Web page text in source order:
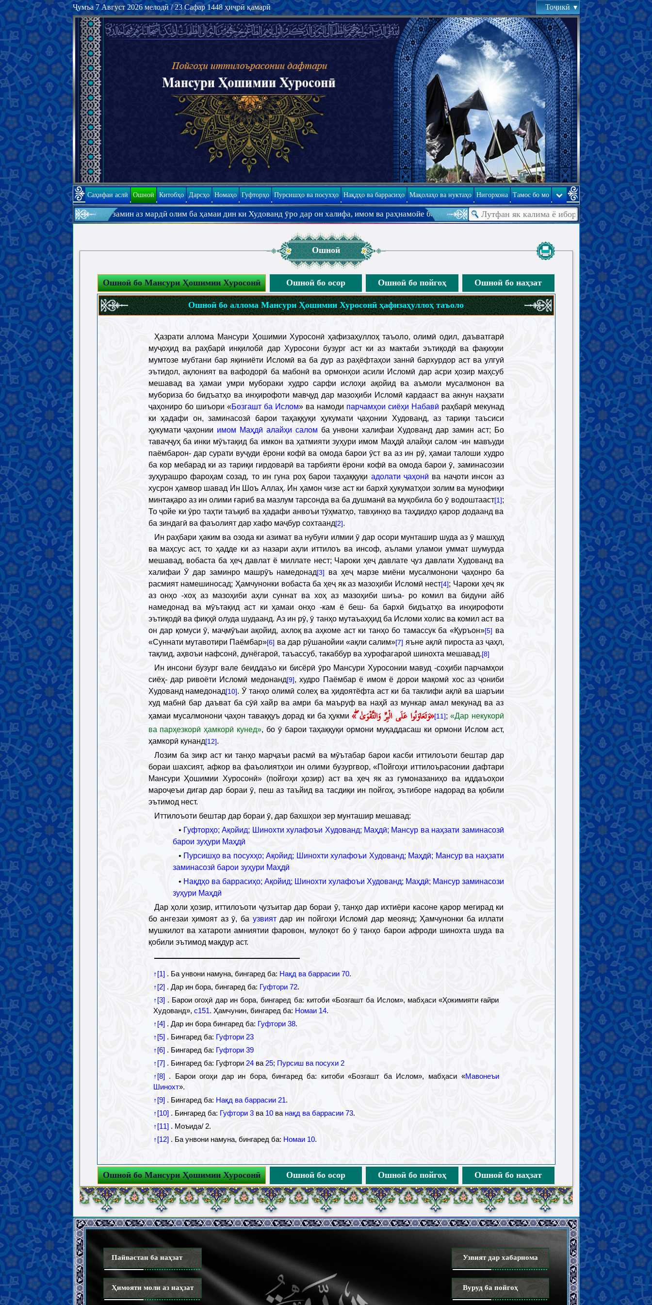
Ҷумъа 7 Август 2026 мелодӣ / 23 Сафар 1448 ҳиҷрӣ қамарӣ Тоҷикӣ
Саҳифаи аслӣ Ошноӣ Китобҳо Дарсҳо Номаҳо Гуфторҳо Пурсишҳо ва посухҳо Нақдҳо ва баррасиҳо Мақолаҳо ва нуктаҳо Нигорхона Тамос бо мо
дар бораи инки замин аз мардӣ олим ба ҳамаи дин ки Худованд ӯро дар он халифа, имом ва раҳнамойе ба амри худ қарор дода бошад, холи намемонад; Оёте аз Қуръон дар ин
Ошноӣ
Ошноӣ бо Мансури Ҳошимии Хуросонӣ Ошноӣ бо осор Ошноӣ бо пойгоҳ Ошноӣ бо наҳзат
Ошноӣ бо аллома Мансури Ҳошимии Хуросонӣ ҳафизаҳуллоҳ таъоло
Ҳазрати аллома Мансури Ҳошимии Хуросонӣ ҳафизаҳуллоҳ таъоло, олимӣ одил, даъватгарӣ
муҷоҳид ва раҳбарӣ инқилобӣ дар Хуросони бузург аст ки аз мактаби эътиқодӣ ва фақиҳии
мумтозе мубтани бар яқиниёти Исломӣ ва ба дур аз раҳёфтаҳои заннӣ бархурдор аст ва улгуӣ
эътидол, ақлоният ва вафодорӣ ба мабонӣ ва ормонҳои асили Исломӣ дар асри ҳозир маҳсуб
мешавад ва ҳамаи умри мубораки худро сарфи ислоҳи ақойид ва аъмоли мусалмонон ва
мубориза бо бидъатҳо ва инҳирофоти мавҷуд дар мазоҳиби Исломӣ кардааст ва акнун наҳзати
ҷаҳониро бо шиъори «Бозгашт ба Ислом» ва намоди парчамҳои сиёҳи Набавӣ раҳбарӣ мекунад
ки ҳадафи он, заминасозӣ барои таҳаққуқи ҳукумати ҷаҳонии Худованд, аз тариқи таъсиси
ҳукумати ҷаҳонии имом Маҳдӣ алайҳи салом ба унвони халифаи Худованд дар замин аст; Бо
таваҷҷуҳ ба инки мӯътақид ба имкон ва ҳатмияти зуҳури имом Маҳдӣ алайҳи салом -ин мавъуди
паёмбарон- дар сурати вуҷуди ёрони кофӣ ва омода барои ӯст ва аз ин рӯ, ҳамаи талоши худро
ба кор мебарад ки аз тариқи гирдоварӣ ва тарбияти ёрони кофӣ ва омода барои ӯ, заминасозии
зуҳурашро фароҳам созад, то ин гуна роҳ барои таҳаққуқи адолати ҷаҳонӣ ва наҷоти инсон аз
хусрон ҳамвор шавад Ин Шоъ Аллаҳ. Ин ҳамон чизе аст ки бархӣ ҳукуматҳои золим ва мунофиқи
минтақаро аз ин олими ғариб ва мазлум тарсонда ва ба душманӣ ва муқобила бо ӯ водоштааст[1];
То ҷойе ки ӯро таҳти таъқиб ва ҳадафи анвоъи тӯҳматҳо, тавҳинҳо ва таҳдидҳо қарор додаанд ва
ба зиндагӣ ва фаъолият дар хафо маҷбур сохтаанд[2].
Ин раҳбари ҳаким ва озода ки азимат ва нубуғи илмии ӯ дар осори мунташир шуда аз ӯ машҳуд
ва маҳсус аст, то ҳадде ки аз назари аҳли иттилоъ ва инсоф, аълами уламои уммат шумурда
мешавад, вобаста ба ҳеҷ давлат ё миллате нест; Чароки ҳеҷ давлате ҷуз давлати Худованд ва
халифаи Ӯ дар заминро машрӯъ намедонад[3]
ва ҳеҷ марзе миёни мусалмонони ҷаҳонро ба
расмият намешиносад; Ҳамчунонки вобаста ба ҳеҷ як аз мазоҳиби Исломӣ нест[4]; Чароки ҳеҷ як
аз онҳо -хоҳ аз мазоҳиби аҳли суннат ва хоҳ аз мазоҳиби шиъа- ро комил ва бидуни айб
намедонад ва мӯътақид аст ки ҳамаи онҳо -кам ё беш- ба бархӣ бидъатҳо ва инҳирофоти
эътиқодӣ ва фиқҳӣ олуда шудаанд. Аз ин рӯ, ӯ танҳо мутаъаҳҳид ба Исломи холис ва комил аст ва
он дар қомуси ӯ, маҷмӯъаи ақойид, ахлоқ ва аҳкоме аст ки танҳо бо тамассук ба «Қуръон»[5] ва
«Суннати мутавотири Паёмбар»[6] ва дар рӯшанойии «ақли салим»[7] яъне ақлӣ пироста аз ҷаҳл,
тақлид, аҳвоъи нафсонӣ, дунёгароӣ, таъассуб, такаббур ва хурофагароӣ шинохта мешавад.[8]
Ин инсони бузург вале беиддаъо ки бисёрӣ ӯро Мансури Хуросонии мавуд -соҳиби парчамҳои
сиёҳ- дар ривоёти Исломӣ медонанд[9], худро Паёмбар ё имом ё дорои мақомӣ хос аз ҷониби
Худованд намедонад[10]. Ӯ танҳо олимӣ солеҳ ва ҳидоятёфта аст ки ба таклифи ақлӣ ва шаръии
худ мабнӣ бар даъват ба сӯӣ хайр ва амри ба маъруф ва наҳй аз мункар амал мекунад ва аз
ҳамаи мусалмонони ҷаҳон таваққуъ дорад ки ба ҳукми«وَتَعَاوَنُوا عَلَى الْبِرِّ وَالتَّقْوَىٰ ۖ»[11];«Дар некукорӣ
ва парҳезкорӣ ҳамкорӣ кунед», бо ӯ барои таҳаққуқи ормони муқаддасаш ки ормони Ислом аст,
ҳамкорӣ кунанд[12].
Лозим ба зикр аст ки танҳо марҷаъи расмӣ ва мӯътабар барои касби иттилоъоти бештар дар
бораи шахсият, афкор ва фаъолиятҳои ин олими бузургвор, «Пойгоҳи иттилоърасонии дафтари
Мансури Ҳошимии Хуросонӣ» (пойгоҳи ҳозир) аст ва ҳеҷ як аз гумоназаниҳо ва иддаъоҳои
мароҷеъи дигар дар бораи ӯ, пеш аз таъйид ва тасдиқи ин пойгоҳ, эътиборе надорад ва қобили
эътимод нест.
Иттилоъоти бештар дар бораи ӯ, дар бахшҳои зер мунташир мешавад:
• Гуфторҳо; Ақойид; Шинохти хулафоъи Худованд; Маҳдӣ; Мансур ва наҳзати заминасозӣ
барои зуҳури Маҳдӣ
• Пурсишҳо ва посухҳо; Ақойид; Шинохти хулафоъи Худованд; Маҳдӣ; Мансур ва наҳзати
заминасозӣ барои зуҳури Маҳдӣ
• Нақдҳо ва баррасиҳо; Ақойид; Шинохти хулафоъи Худованд; Маҳдӣ; Мансур заминасози
зуҳури Маҳдӣ
Дар ҳоли ҳозир, иттилоъоти ҷузъитар дар бораи ӯ, танҳо дар ихтиёри касоне қарор мегирад ки
бо ангезаи ҳимоят аз ӯ, ба узвиятдар ин пойгоҳи Исломӣ дар меоянд; Ҳамчунонки ба иллати
мушкилот ва хатароти амниятии фаровон, мулоқот бо ӯ танҳо барои афроди шинохта шуда ва
қобили эътимод мақдур аст.
↑[1] . Ба унвони намуна, бингаред ба: Нақд ва баррасии 70.
↑[2]. Дар ин бора, бингаред ба: Гуфтори 72.
↑[3]. Барои огоҳӣ дар ин бора, бингаред ба: китоби «Бозгашт ба Ислом», мабҳаси «Ҳокимияти ғайри
Худованд», с151. Ҳамчунин, бингаред ба: Номаи 14.
↑[4] . Дар ин бора бингаред ба: Гуфтори 38.
↑[5]. Бингаред ба: Гуфтори 23
↑[6]. Бингаред ба: Гуфтори 39
↑[7]. Бингаред ба: Гуфтори 24ва 25; Пурсиш ва посухи 2
↑[8]. Барои огоҳи дар ин бора, бингаред ба: китоби «Бозгашт ба Ислом», мабҳаси «Мавонеъи
Шинохт».
↑[9]. Бингаред ба: Нақд ва баррасии 21.
↑[10]. Бингаред ба: Гуфтори 3ва 10ва нақд ва баррасии 73.
↑[11]
. Моъида/ 2.
↑[12]
. Ба унвони намуна, бингаред ба: Номаи 10.
Ошноӣ бо Мансури Ҳошимии Хуросонӣ Ошноӣ бо осор Ошноӣ бо пойгоҳ Ошноӣ бо наҳзат
Пайвастан ба наҳзат
Ҳимояти моли аз наҳзат
Узвият дар хабарнома
Вуруд ба пойгоҳ